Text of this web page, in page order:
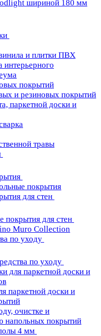
шириной 180 мм
и плитки ПВХ
интерьерного
покрытий
и резиновых покрытий
паркетной доски и
травы
покрытия
для стен
покрытия для стен
Muro Collection
по уходу
по уходу
для паркетной доски и
паркетной доски и
очистке и
напольных покрытий
4 мм